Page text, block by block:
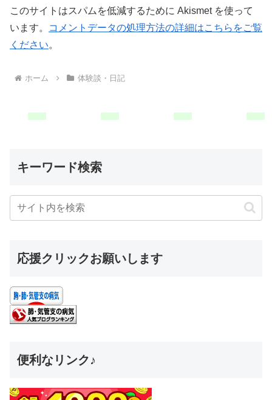
このサイトはスパムを低減するために Akismet を使って
います。
コメントデータの処理方法の詳細はこちらをご覧
ください。
ホーム 体験談・日記
キーワード検索
応援クリックお願いします
便利なリンク♪